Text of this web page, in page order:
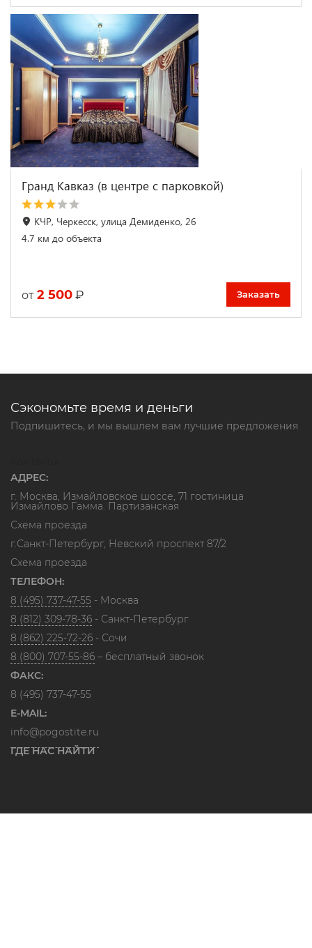
Гранд Кавказ (в центре с парковкой)
КЧР, Черкесск, улица Демиденко, 26
4.7 км до объекта
от 2 500 ₽ Заказать
Сэкономьте время и деньги
Подпишитесь, и мы вышлем вам лучшие предложения
АДРЕС:
г. Москва, Измайловское шоссе, 71 гостиница
Измайлово Гамма. Партизанская
Схема проезда
г.Санкт-Петербург, Невский проспект 87/2
Схема проезда
ТЕЛЕФОН:
8 (495) 737-47-55 - Москва
8 (812) 309-78-36 - Санкт-Петербург
8 (862) 225-72-26 - Сочи
8 (800) 707-55-86 – бесплатный звонок
ФАКС:
8 (495) 737-47-55
E-MAIL:
info@pogostite.ru
ГДЕ НАС НАЙТИ